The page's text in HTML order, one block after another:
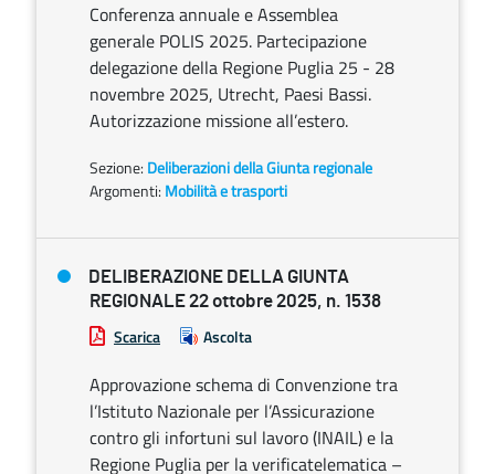
Conferenza annuale e Assemblea
generale POLIS 2025. Partecipazione
delegazione della Regione Puglia 25 - 28
novembre 2025, Utrecht, Paesi Bassi.
Autorizzazione missione all’estero.
Sezione: Deliberazioni della Giunta regionale
Argomenti: Mobilità e trasporti
DELIBERAZIONE DELLA GIUNTA
REGIONALE 22 ottobre 2025, n. 1538
Scarica Ascolta
Approvazione schema di Convenzione tra
l’Istituto Nazionale per l’Assicurazione
contro gli infortuni sul lavoro (INAIL) e la
Regione Puglia per la verificatelematica –